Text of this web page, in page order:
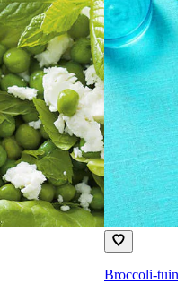
Broccoli-